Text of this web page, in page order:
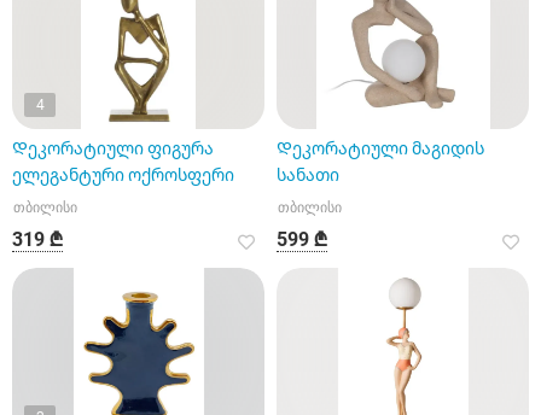
4
Დეკორატიული ფიგურა
ელეგანტური ოქროსფერი
თბილისი
319 ₾
Დეკორატიული მაგიდის
სანათი
თბილისი
599 ₾